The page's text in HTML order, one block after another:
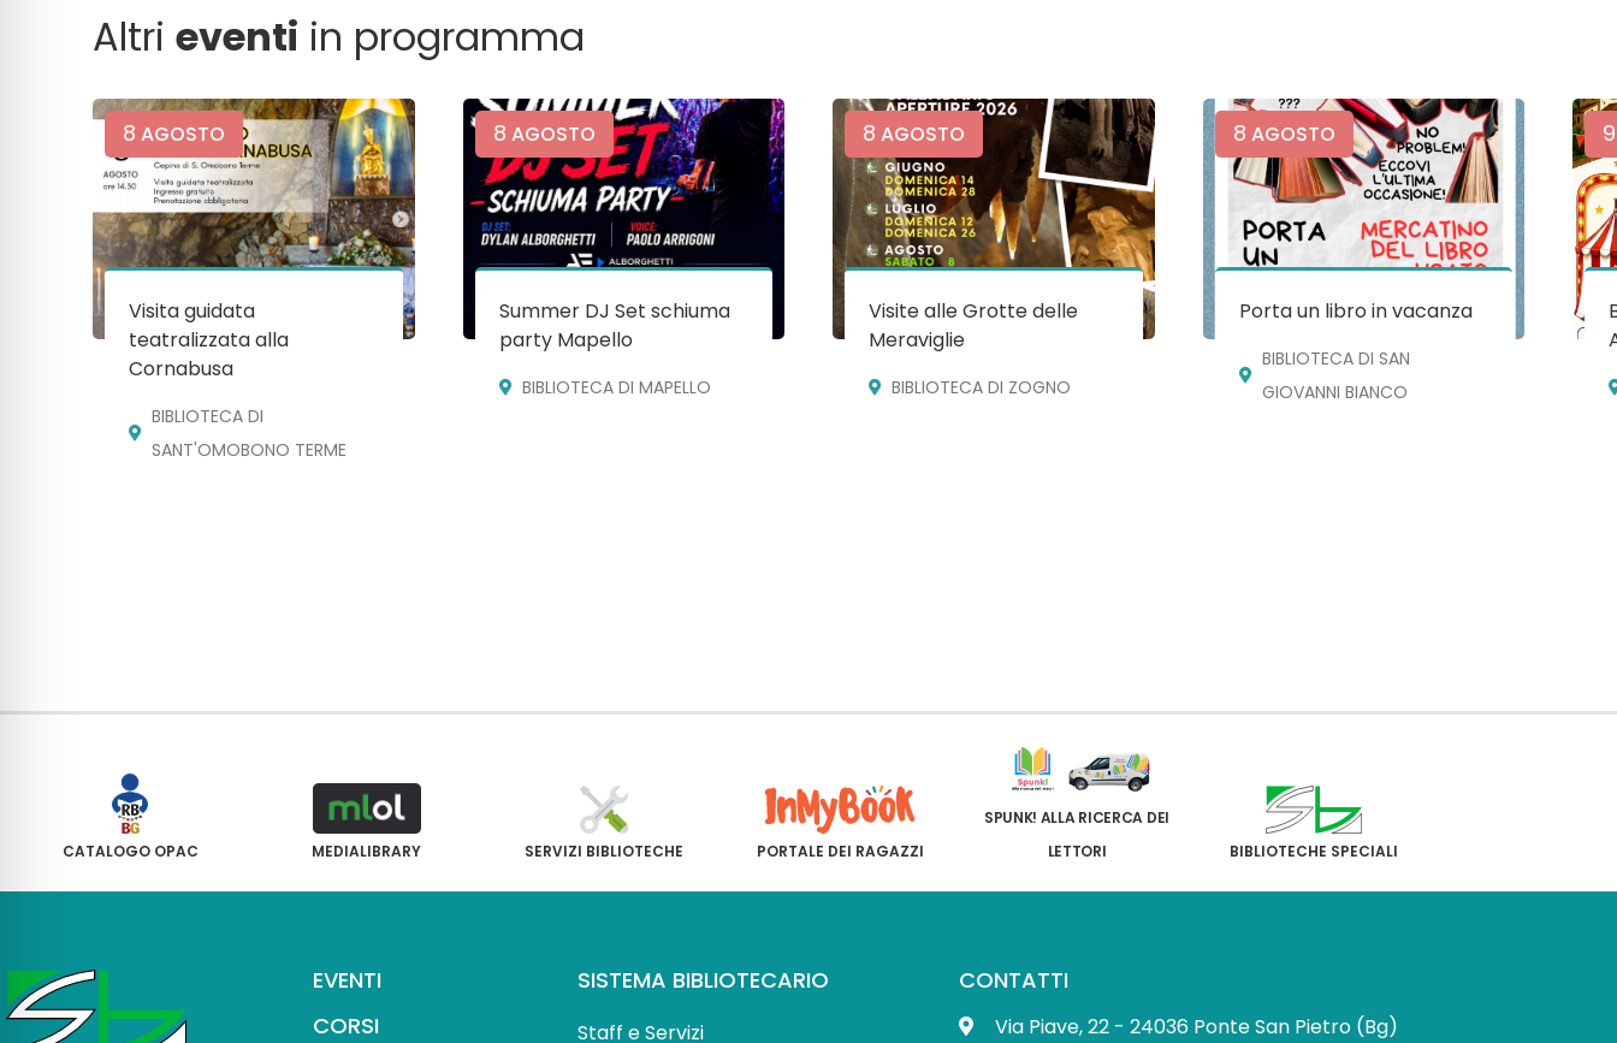
Altrieventi in programma
8 AGOSTO
Visita guidata
teatralizzata alla
Cornabusa
BIBLIOTECA DI
SANT'OMOBONO TERME
8 AGOSTO
Summer DJ Set schiuma
party Mapello
BIBLIOTECA DI MAPELLO
8 AGOSTO
Visite alle Grotte delle
Meraviglie
BIBLIOTECA DI ZOGNO
8 AGOSTO
Porta un libro in vacanza
BIBLIOTECA DI SAN
GIOVANNI BIANCO
9
CATALOGO OPAC MEDIALIBRARY SERVIZI BIBLIOTECHE PORTALE DEI RAGAZZI
SPUNK! ALLA RICERCA DEI
LETTORI
BIBLIOTECHE SPECIALI
EVENTI
CORSI
SISTEMA BIBLIOTECARIO
Staff e Servizi
CONTATTI
Via Piave, 22 - 24036 Ponte San Pietro (Bg)